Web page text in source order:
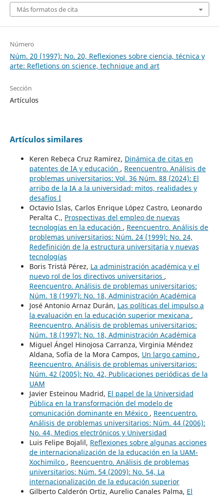
Más formatos de cita
Número
Núm. 20 (1997): No. 20, Reflexiones sobre ciencia, técnica y
arte: Refletions on science, technique and art
Sección
Artículos
Artículos similares
Keren Rebeca Cruz Ramírez, Dinámica de citas en
patentes de IA y educación , Reencuentro. Análisis de
problemas universitarios: Vol. 36 Núm. 88 (2024): El
arribo de la IA a la universidad: mitos, realidades y
desafíos I
Octavio Islas, Carlos Enrique López Castro, Leonardo
Peralta C., Prospectivas del empleo de nuevas
tecnologías en la educación , Reencuentro. Análisis de
problemas universitarios: Núm. 24 (1999): No. 24,
Redefinición de la estructura universitaria y nuevas
tecnologías
Boris Tristá Pérez, La administración académica y el
nuevo rol de los directivos universitarios ,
Reencuentro. Análisis de problemas universitarios:
Núm. 18 (1997): No. 18, Administración Académica
José Antonio Arnaz Durán, Las políticas del impulso a
la evaluación en la educación superior mexicana ,
Reencuentro. Análisis de problemas universitarios:
Núm. 18 (1997): No. 18, Administración Académica
Miguel Ángel Hinojosa Carranza, Virginia Méndez
Aldana, Sofía de la Mora Campos, Un largo camino ,
Reencuentro. Análisis de problemas universitarios:
Núm. 42 (2005): No. 42, Publicaciones periódicas de la
UAM
Javier Esteinou Madrid, El papel de la Universidad
Pública en la transformación del modelo de
comunicación dominante en México , Reencuentro.
Análisis de problemas universitarios: Núm. 44 (2006):
No. 44, Medios electrónicos y Universidad
Luis Felipe Bojalil, Reflexiones sobre algunas acciones
de internacionalización de la educación en la UAM-
Xochimilco , Reencuentro. Análisis de problemas
universitarios: Núm. 54 (2009): No. 54, La
internacionalización de la educación superior
Gilberto Calderón Ortiz, Aurelio Canales Palma, El